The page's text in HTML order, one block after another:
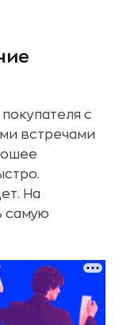
с
встречами
На
самую